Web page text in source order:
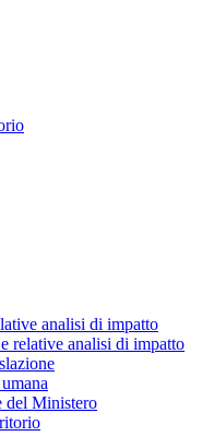
analisi di impatto
relative analisi di impatto
del Ministero